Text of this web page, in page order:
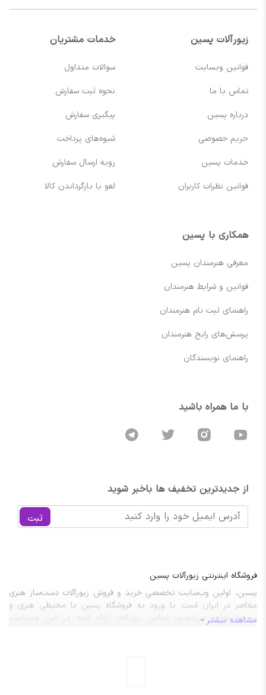
زیورآلات پسین
قوانین وبسایت
تماس با ما
درباره پسین
حریم خصوصی
خدمات پسین
قوانین نظرات کاربران
خدمات مشتریان
سوالات متداول
نحوه ثبت سفارش
پیگیری سفارش
شیوه‌های پرداخت
رویه ارسال سفارش
لغو یا بازگرداندن کالا
همکاری با پسین
معرفی هنرمندان پسین
قوانین و شرایط هنرمندان
راهنمای ثبت نام هنرمندان
پرسش‌های رایج هنرمندان
راهنمای نویسندگان
با ما همراه باشید
از جدیدترین تخفیف ها باخبر شوید
ثبت
فروشگاه اینترنتی زیورآلات پسین
پسین، اولین وب‌سایت تخصصی خرید و فروش زیورآلات دست‌ساز هنری
معاصر در ایران است. با ورود به فروشگاه پسین با محیطی هنری و
پرمعنا مواجه می‌شوید. تمامی زیورآلات ارائه شده در این وبسایت،
مشاهده بیشتر